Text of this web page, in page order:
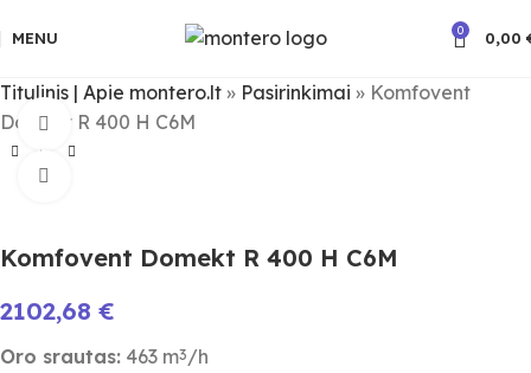
MENU 0 0,00
Titulinis | Apie montero.lt » Pasirinkimai » Komfovent
Domekt R 400 H C6M
Žiūrėti video
Komfovent Domekt R 400 H C6M
2102,68 €
Oro srautas: 463 m3/h